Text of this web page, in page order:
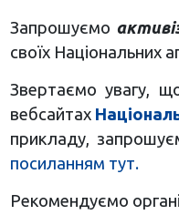
Запрошуємо
своїх Національних
Звертаємо увагу,
вебсайтах
прикладу,
посиланням тут.
Рекомендуємо